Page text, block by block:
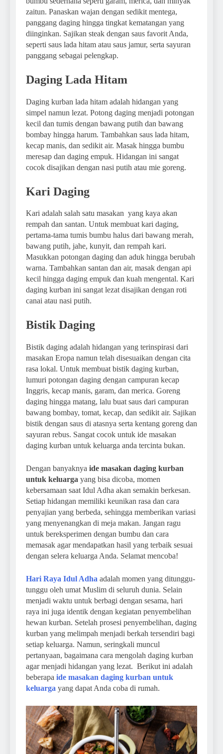
zaitun. Panaskan wajan dengan sedikit mentega,
panggang daging hingga tingkat kematangan yang
diinginkan. Sajikan steak dengan saus favorit Anda,
seperti saus lada hitam atau saus jamur, serta sayuran
panggang sebagai pelengkap.
Daging Lada Hitam
Daging kurban lada hitam adalah hidangan yang
simpel namun lezat. Potong daging menjadi potongan
kecil dan tumis dengan bawang putih dan bawang
bombay hingga harum. Tambahkan saus lada hitam,
kecap manis, dan sedikit air. Masak hingga bumbu
meresap dan daging empuk. Hidangan ini sangat
cocok disajikan dengan nasi putih atau mie goreng.
Kari Daging
Kari adalah salah satu masakan yang kaya akan
rempah dan santan. Untuk membuat kari daging,
pertama-tama tumis bumbu halus dari bawang merah,
bawang putih, jahe, kunyit, dan rempah kari.
Masukkan potongan daging dan aduk hingga berubah
warna. Tambahkan santan dan air, masak dengan api
kecil hingga daging empuk dan kuah mengental. Kari
daging kurban ini sangat lezat disajikan dengan roti
canai atau nasi putih.
Bistik Daging
Bistik daging adalah hidangan yang terinspirasi dari
masakan Eropa namun telah disesuaikan dengan cita
rasa lokal. Untuk membuat bistik daging kurban,
lumuri potongan daging dengan campuran kecap
Inggris, kecap manis, garam, dan merica. Goreng
daging hingga matang, lalu buat saus dari campuran
bawang bombay, tomat, kecap, dan sedikit air. Sajikan
bistik dengan saus di atasnya serta kentang goreng dan
sayuran rebus. Sangat cocok untuk ide masakan
daging kurban untuk keluarga anda tercinta bukan.
Dengan banyaknya ide masakan daging kurban
untuk keluarga yang bisa dicoba, momen
kebersamaan saat Idul Adha akan semakin berkesan.
Setiap hidangan memiliki keunikan rasa dan cara
penyajian yang berbeda, sehingga memberikan variasi
yang menyenangkan di meja makan. Jangan ragu
untuk bereksperimen dengan bumbu dan cara
memasak agar mendapatkan hasil yang terbaik sesuai
dengan selera keluarga Anda. Selamat mencoba!
Hari Raya Idul Adha adalah momen yang ditunggu-
tunggu oleh umat Muslim di seluruh dunia. Selain
menjadi waktu untuk berbagi dengan sesama, hari
raya ini juga identik dengan kegiatan penyembelihan
hewan kurban. Setelah prosesi penyembelihan, daging
kurban yang melimpah menjadi berkah tersendiri bagi
setiap keluarga. Namun, seringkali muncul
pertanyaan, bagaimana cara mengolah daging kurban
agar menjadi hidangan yang lezat. Berikut ini adalah
beberapa ide masakan daging kurban untuk
keluarga yang dapat Anda coba di rumah.